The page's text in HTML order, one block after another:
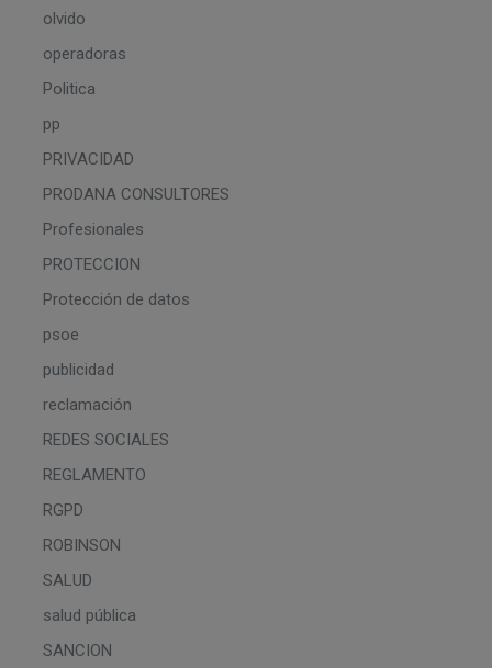
olvido
operadoras
Politica
pp
PRIVACIDAD
PRODANA CONSULTORES
Profesionales
PROTECCION
Protección de datos
psoe
publicidad
reclamación
REDES SOCIALES
REGLAMENTO
RGPD
ROBINSON
SALUD
salud pública
SANCION